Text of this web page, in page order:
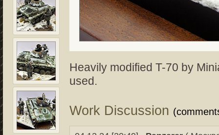
Heavily modified T-70 by
used.
Work Discussion